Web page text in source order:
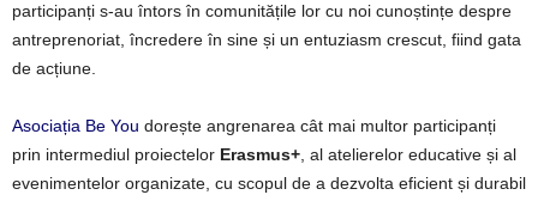
participanți s-au întors în comunitățile lor cu noi cunoștințe despre
antreprenoriat, încredere în sine și un entuziasm crescut, fiind gata
de acțiune.
Asociația Be You dorește angrenarea cât mai multor participanți
prin intermediul proiectelor Erasmus+, al atelierelor educative și al
evenimentelor organizate, cu scopul de a dezvolta eficient și durabil